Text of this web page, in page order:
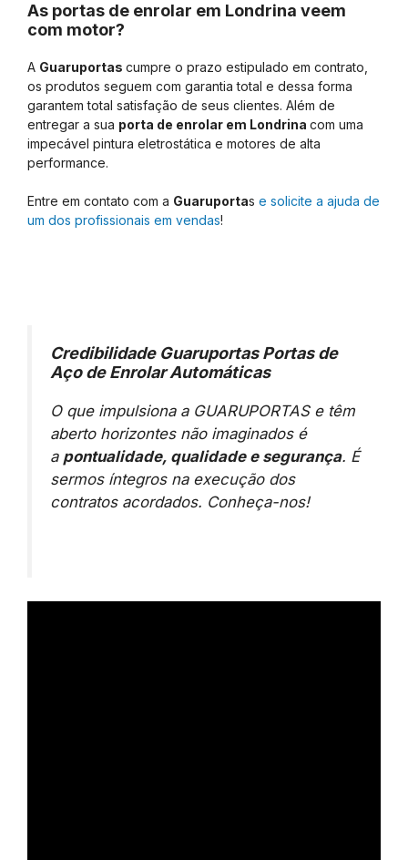
As portas de enrolar em Londrina veem
com motor?
A Guaruportas cumpre o prazo estipulado em contrato,
os produtos seguem com garantia total e dessa forma
garantem total satisfação de seus clientes. Além de
entregar a sua porta de enrolar em Londrina com uma
impecável pintura eletrostática e motores de alta
performance.
Entre em contato com a Guaruportas e solicite a ajuda de
um dos profissionais em vendas!
Credibilidade Guaruportas Portas de
Aço de Enrolar Automáticas
O que impulsiona a GUARUPORTAS e têm
aberto horizontes não imaginados é
a pontualidade, qualidade e segurança. É
sermos íntegros na execução dos
contratos acordados. Conheça-nos!